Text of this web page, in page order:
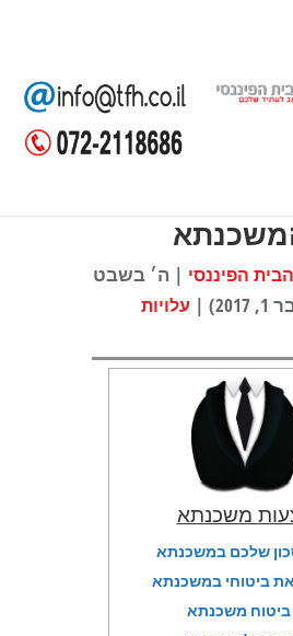
הבית הפיננסי | ה׳ בשבט
|
עלויות
משכנתא
שלכם במשכנתא
ביטוחי במשכנתא
ביטוח משכנתא